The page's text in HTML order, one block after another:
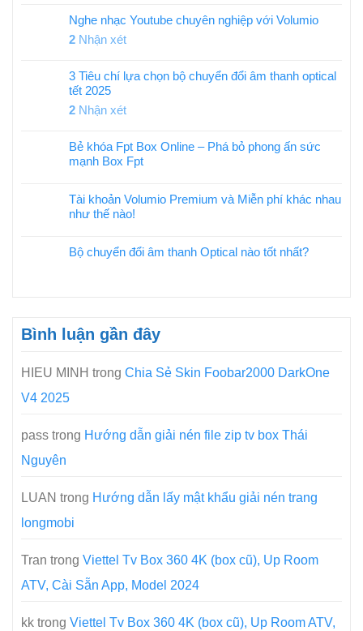
Nghe nhạc Youtube chuyên nghiệp với Volumio
2 Nhận xét
3 Tiêu chí lựa chọn bộ chuyển đổi âm thanh optical
tết 2025
2 Nhận xét
Bẻ khóa Fpt Box Online – Phá bỏ phong ấn sức
mạnh Box Fpt
Tài khoản Volumio Premium và Miễn phí khác nhau
như thế nào!
Bộ chuyển đổi âm thanh Optical nào tốt nhất?
Bình luận gần đây
HIEU MINH trong Chia Sẻ Skin Foobar2000 DarkOne
V4 2025
pass trong Hướng dẫn giải nén file zip tv box Thái
Nguyên
LUAN trong Hướng dẫn lấy mật khẩu giải nén trang
longmobi
Tran trong Viettel Tv Box 360 4K (box cũ), Up Room
ATV, Cài Sẵn App, Model 2024
kk trong Viettel Tv Box 360 4K (box cũ), Up Room ATV,